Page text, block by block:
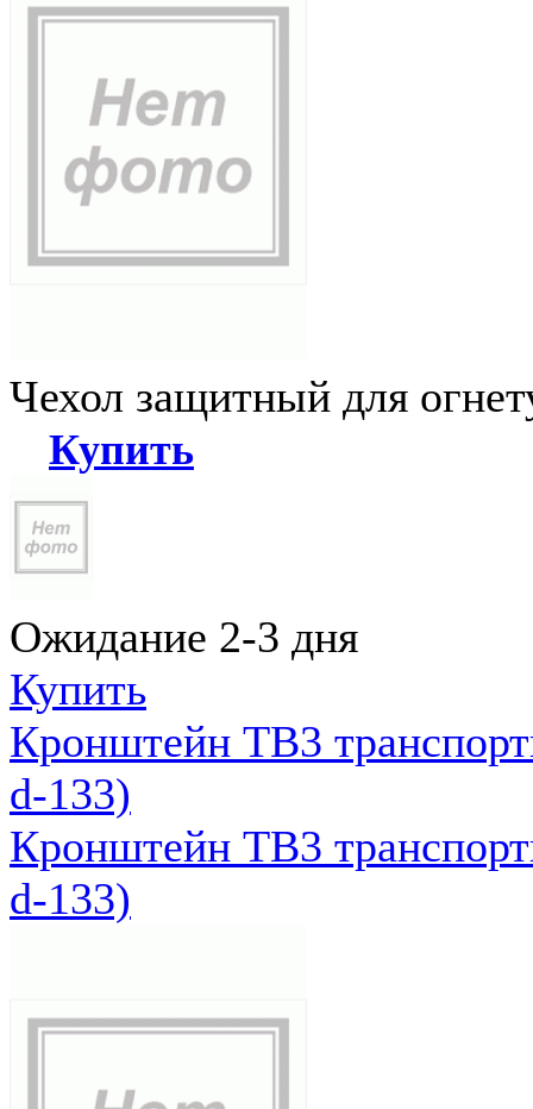
Чехол защитный для
Купить
Ожидание 2-3 дня
Купить
Кронштейн ТВ3
d-133)
Кронштейн ТВ3
d-133)